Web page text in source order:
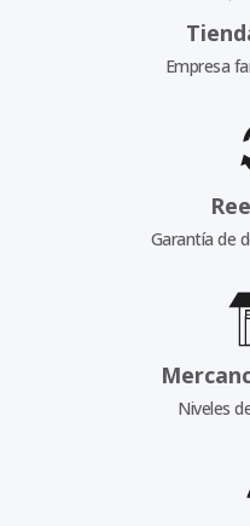
Empresa
Garantía de
Niveles